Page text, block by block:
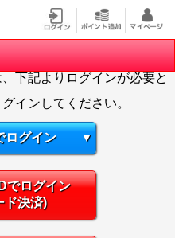
下記よりログインが必要と
インしてください。
ログイン ▼
でログイン
ド決済)